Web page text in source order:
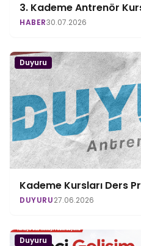
3. Kademe Antrenör
HABER30.07.2026
Duyuru
Kademe Kursları Ders
DUYURU27.06.2026
Duyuru